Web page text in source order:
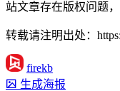
站文章存在版权问题
转载请注明出处：
firekb
生成海报